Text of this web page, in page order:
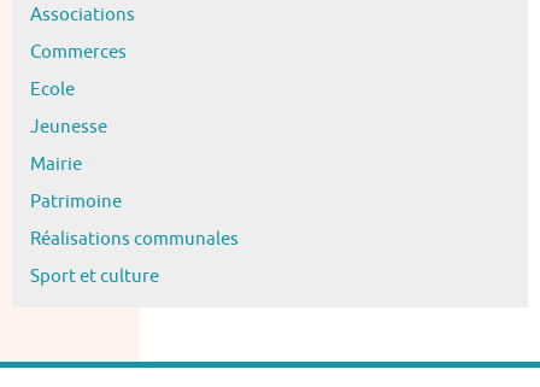
Associations
Commerces
Ecole
Jeunesse
Mairie
Patrimoine
Réalisations communales
Sport et culture